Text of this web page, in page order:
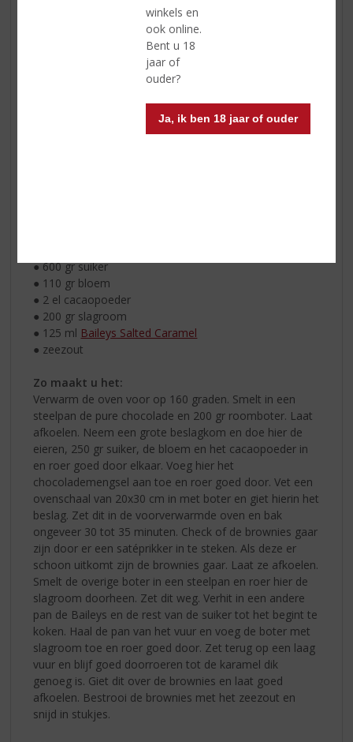
winkels en
ook online.
Bent u 18
jaar of
ouder?
Ja, ik ben 18 jaar of ouder
● 600 gr suiker
● 110 gr bloem
● 2 el cacaopoeder
● 200 gr slagroom
● 125 ml Baileys Salted Caramel
● zeezout
Zo maakt u het:
Verwarm de oven voor op 160 graden. Smelt in een
steelpan de pure chocolade en 200 gr roomboter. Laat
afkoelen. Neem een grote beslagkom en doe hier de
eieren, 250 gr suiker, de bloem en het cacaopoeder in
en roer goed door elkaar. Voeg hier het
chocolademengsel aan toe en roer goed door. Vet een
ovenschaal van 20x30 cm in met boter en giet hierin het
beslag. Zet dit in de voorverwarmde oven en bak
ongeveer 30 tot 35 minuten. Check of de brownies gaar
zijn door er een satéprikker in te steken. Als deze er
schoon uitkomt zijn de brownies gaar. Laat ze afkoelen.
Smelt de overige boter in een steelpan en roer hier de
slagroom doorheen. Zet dit weg. Verhit in een andere
pan de Baileys en de rest van de suiker tot het begint te
koken. Haal de pan van het vuur en voeg de boter met
slagroom toe en roer goed door. Zet terug op een laag
vuur en blijf goed doorroeren tot de karamel dik
genoeg is. Giet dit over de brownies en laat goed
afkoelen. Bestrooi de brownies met het zeezout en
snijd in stukjes.